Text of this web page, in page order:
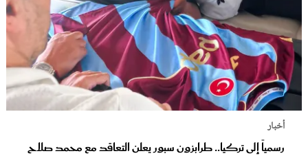
أخبار
رسمياً إلى تركيا.. طرابزون سبور يعلن التعاقد مع محمد صلاح